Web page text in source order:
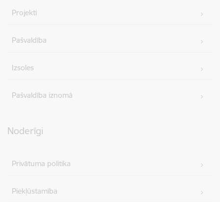
Projekti
Pašvaldība
Izsoles
Pašvaldība iznomā
Noderīgi
Privātuma politika
Piekļūstamība